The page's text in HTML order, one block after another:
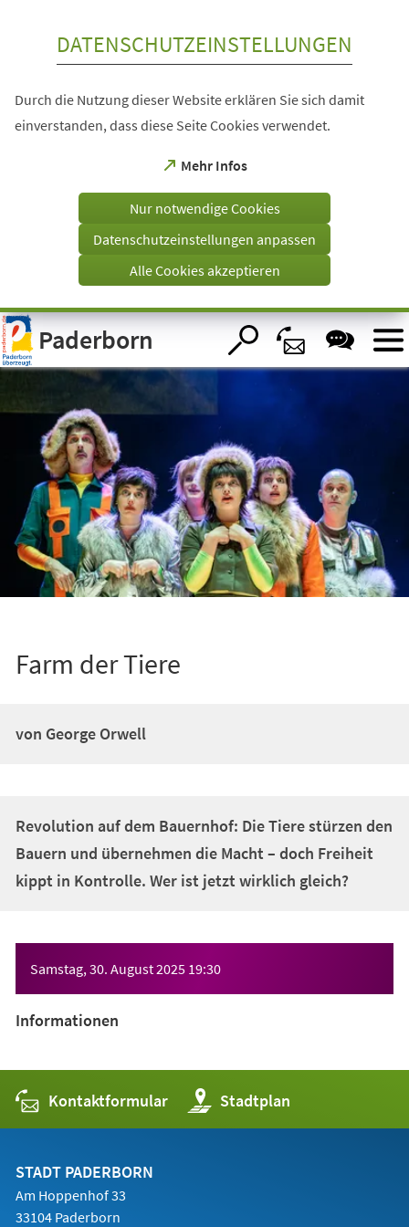
Visuelle
Assistenzsoftware
öffnen.
DATENSCHUTZEINSTELLUNGEN
Durch die Nutzung dieser Website erklären Sie sich damit
einverstanden, dass diese Seite Cookies verwendet.
Mehr Infos
(Öffnet
einem
Tab)
Nur notwendige Cookies
Datenschutzeinstellungen anpassen
Alle Cookies akzeptieren
Paderborn
Farm der Tiere
von George Orwell
Revolution auf dem Bauernhof: Die Tiere stürzen den
Bauern und übernehmen die Macht – doch Freiheit
kippt in Kontrolle. Wer ist jetzt wirklich gleich?
Samstag, 30. August 2025 19:30
Informationen
Kontaktformular Stadtplan
(Öffnet
in
einem
STADT PADERBORN
Am Hoppenhof 33
33104 Paderborn